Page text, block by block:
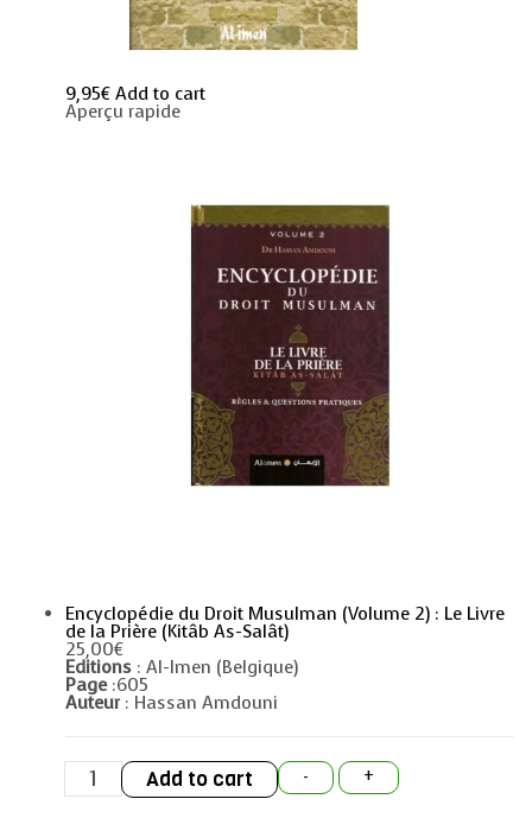
9,95€ Add to cart
Aperçu rapide
Encyclopédie du Droit Musulman (Volume 2) : Le Livre
de la Prière (Kitâb As-Salât)
25,00€
Editions : Al-Imen (Belgique)
Page:605
Auteur : Hassan Amdouni
-
Encyclopédie
Droit
+
Add to cart